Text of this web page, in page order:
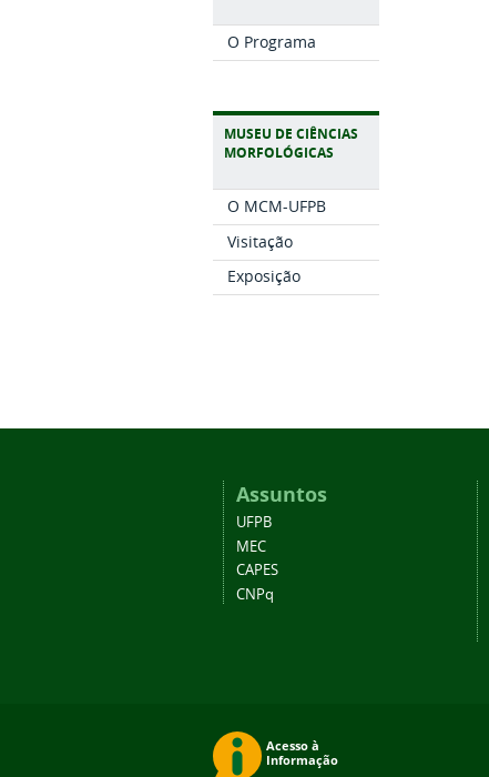
O Programa
MUSEU DE CIÊNCIAS
MORFOLÓGICAS
O MCM-UFPB
Visitação
Exposição
Assuntos
UFPB
MEC
CAPES
CNPq